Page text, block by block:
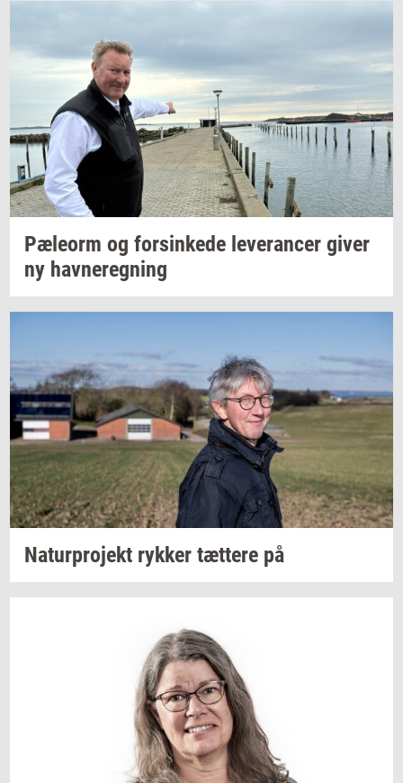
Pæle­orm og for­sin­ke­de le­ve­ran­cer giver
ny hav­ne­reg­ning
Na­tur­pro­jekt ryk­ker tæt­te­re på